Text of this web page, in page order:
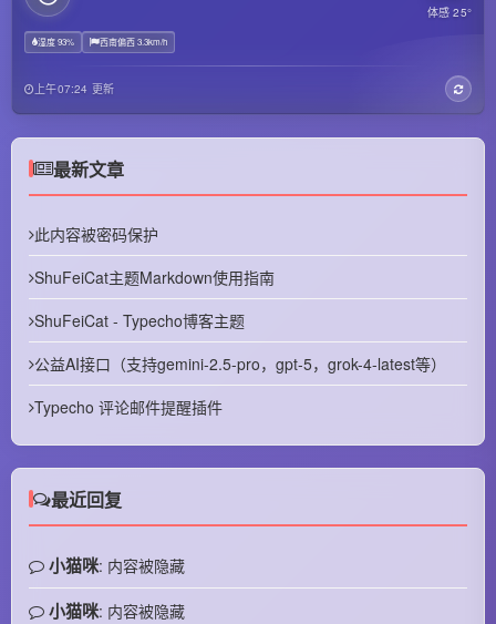
体感 25°
湿度 93% 西南偏西 3.3km/h
上午07:24 更新
最新文章
此内容被密码保护
ShuFeiCat主题Markdown使用指南
ShuFeiCat - Typecho博客主题
公益AI接口（支持gemini-2.5-pro，gpt-5，grok-4-latest等）
Typecho 评论邮件提醒插件
最近回复
小猫咪: 内容被隐藏
小猫咪: 内容被隐藏